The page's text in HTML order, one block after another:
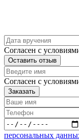
Согласен с
Согласен с
персональных